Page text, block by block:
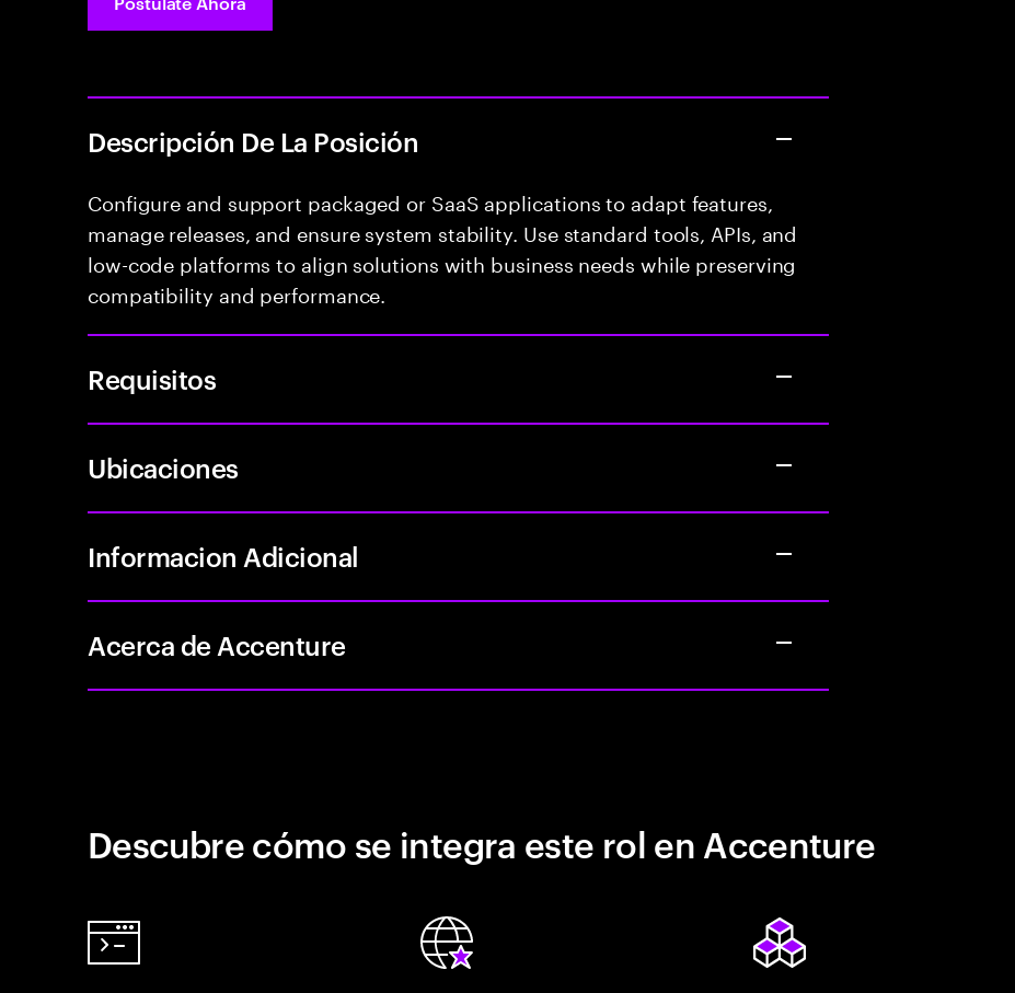
Descripción De La Posición
Configure and support packaged or SaaS applications to adapt features,
manage releases, and ensure system stability. Use standard tools, APIs, and
low-code platforms to align solutions with business needs while preserving
compatibility and performance.
Requisitos
Ubicaciones
Informacion Adicional
Acerca de Accenture
Descubre cómo se integra este rol en Accenture